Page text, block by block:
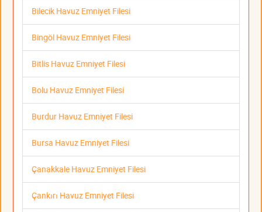
Bilecik Havuz Emniyet Filesi
Bingöl Havuz Emniyet Filesi
Bitlis Havuz Emniyet Filesi
Bolu Havuz Emniyet Filesi
Burdur Havuz Emniyet Filesi
Bursa Havuz Emniyet Filesi
Çanakkale Havuz Emniyet Filesi
Çankırı Havuz Emniyet Filesi